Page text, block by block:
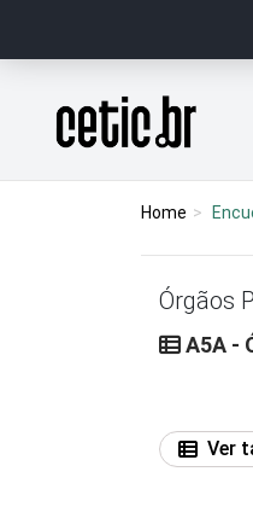
Página inicial
Home
Órgãos
A5A -
Ver